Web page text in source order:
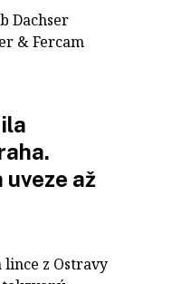
Dachser
& Fercam
uveze až
lince z Ostravy